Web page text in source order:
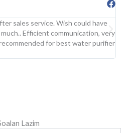
sales service. Wish could have
Efficient communication, very
for best water purifier
Lazim